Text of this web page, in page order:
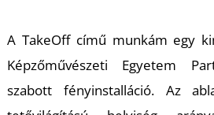
A TakeOffcímű munkám egy
Képzőművészeti Egyetem
szabott fényinstalláció. Az